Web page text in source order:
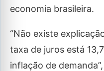
economia brasileira.
“Não existe
taxa de juros está
inflação de